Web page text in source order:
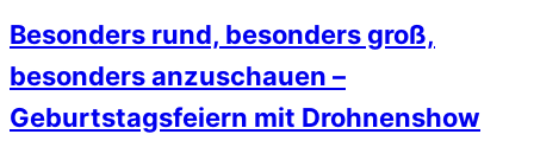
Besonders rund, besonders groß,
besonders anzuschauen –
Geburtstagsfeiern mit Drohnenshow